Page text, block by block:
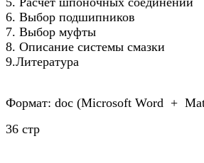
6. Выбор подшипников
7. Выбор муфты
8. Описание системы смазки
9.Литература
Формат: doc (Microsoft Word +
36 стр